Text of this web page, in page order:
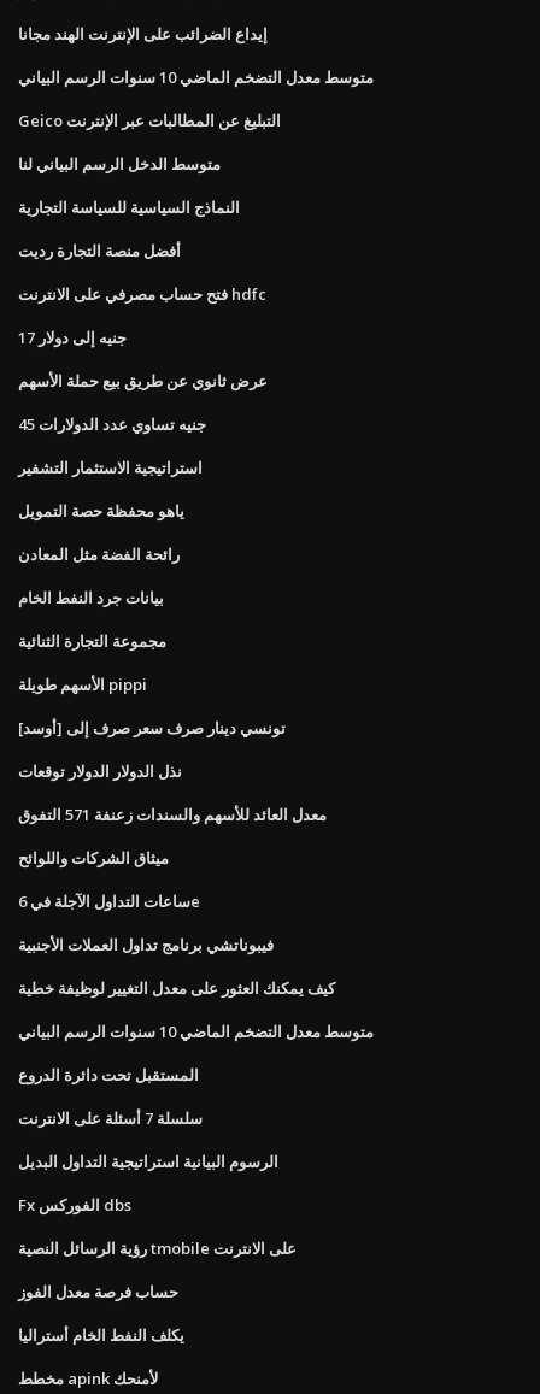
إيداع الضرائب على الإنترنت الهند مجانا
متوسط ​​معدل التضخم الماضي 10 سنوات الرسم البياني
Geico التبليغ عن المطالبات عبر الإنترنت
متوسط ​​الدخل الرسم البياني لنا
النماذج السياسية للسياسة التجارية
أفضل منصة التجارة رديت
فتح حساب مصرفي على الانترنت hdfc
17 جنيه إلى دولار
عرض ثانوي عن طريق بيع حملة الأسهم
45 جنيه تساوي عدد الدولارات
استراتيجية الاستثمار التشفير
ياهو محفظة حصة التمويل
رائحة الفضة مثل المعادن
بيانات جرد النفط الخام
مجموعة التجارة الثنائية
الأسهم طويلة pippi
تونسي دينار صرف سعر صرف إلى [أوسد]
نذل الدولار الدولار توقعات
معدل العائد للأسهم والسندات زعنفة 571 التفوق
ميثاق الشركات واللوائح
ساعات التداول الآجلة في 6e
فيبوناتشي برنامج تداول العملات الأجنبية
كيف يمكنك العثور على معدل التغيير لوظيفة خطية
متوسط ​​معدل التضخم الماضي 10 سنوات الرسم البياني
المستقبل تحت دائرة الدروع
سلسلة 7 أسئلة على الانترنت
الرسوم البيانية استراتيجية التداول البديل
Fx الفوركس dbs
رؤية الرسائل النصية tmobile على الانترنت
حساب فرصة معدل الفوز
يكلف النفط الخام أستراليا
مخطط apink لأمنحك